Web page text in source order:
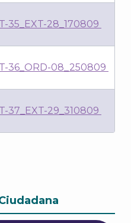
35_EXT-28_170809
36_ORD-08_250809
37_EXT-29_310809